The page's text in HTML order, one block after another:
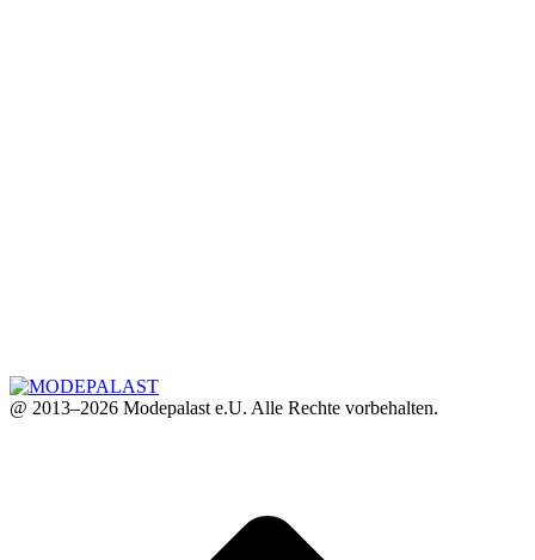
@ 2013–2026 Modepalast e.U. Alle Rechte vorbehalten.